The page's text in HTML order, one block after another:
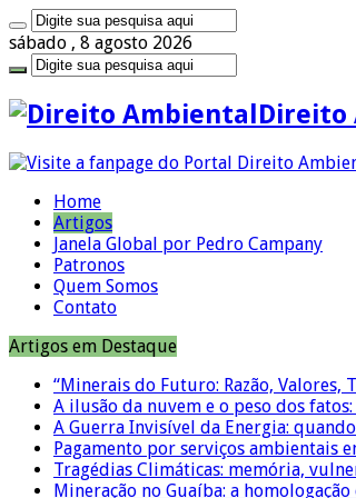
sábado , 8 agosto 2026
Direito
Home
Artigos
Janela Global por Pedro Campany
Patronos
Quem Somos
Contato
Artigos em Destaque
“Minerais do Futuro: Razão, Valores,
A ilusão da nuvem e o peso dos
A Guerra Invisível da Energia:
Pagamento por serviços ambientais
Tragédias Climáticas: memória,
Mineração no Guaíba: a